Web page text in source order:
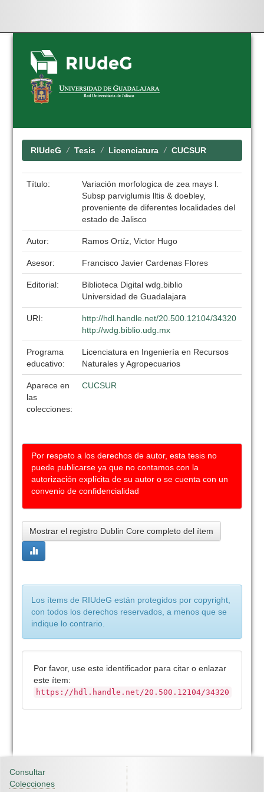
Skip
navigation
RIUdeG Tesis Licenciatura CUCSUR
Título:
Variación morfologica de zea mays l.
Subsp parviglumis lltis & doebley,
proveniente de diferentes localidades del
estado de Jalisco
Autor: Ramos Ortíz, Victor Hugo
Asesor: Francisco Javier Cardenas Flores
Editorial:
Biblioteca Digital wdg.biblio
Universidad de Guadalajara
URI:
http://hdl.handle.net/20.500.12104/34320
http://wdg.biblio.udg.mx
Programa
educativo:
Licenciatura en Ingeniería en Recursos
Naturales y Agropecuarios
Aparece en
las
colecciones:
CUCSUR
Por respeto a los derechos de autor, esta tesis no
puede publicarse ya que no contamos con la
autorización explícita de su autor o se cuenta con un
convenio de confidencialidad
Mostrar el registro Dublin Core completo del ítem
Los ítems de RIUdeG están protegidos por copyright,
con todos los derechos reservados, a menos que se
indique lo contrario.
Por favor, use este identificador para citar o enlazar
este ítem:
https://hdl.handle.net/20.500.12104/34320
Consultar
Colecciones